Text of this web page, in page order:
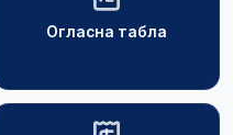
Огласна табла